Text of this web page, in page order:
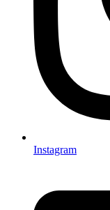
Instagram